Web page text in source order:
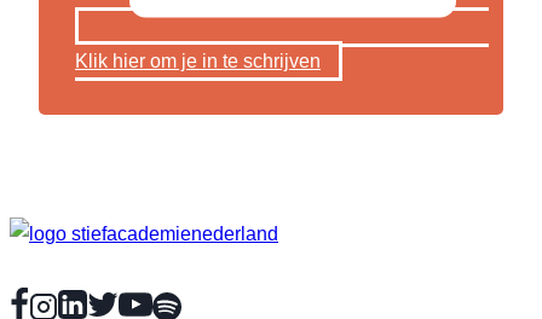
Klik hier om je in te schrijven